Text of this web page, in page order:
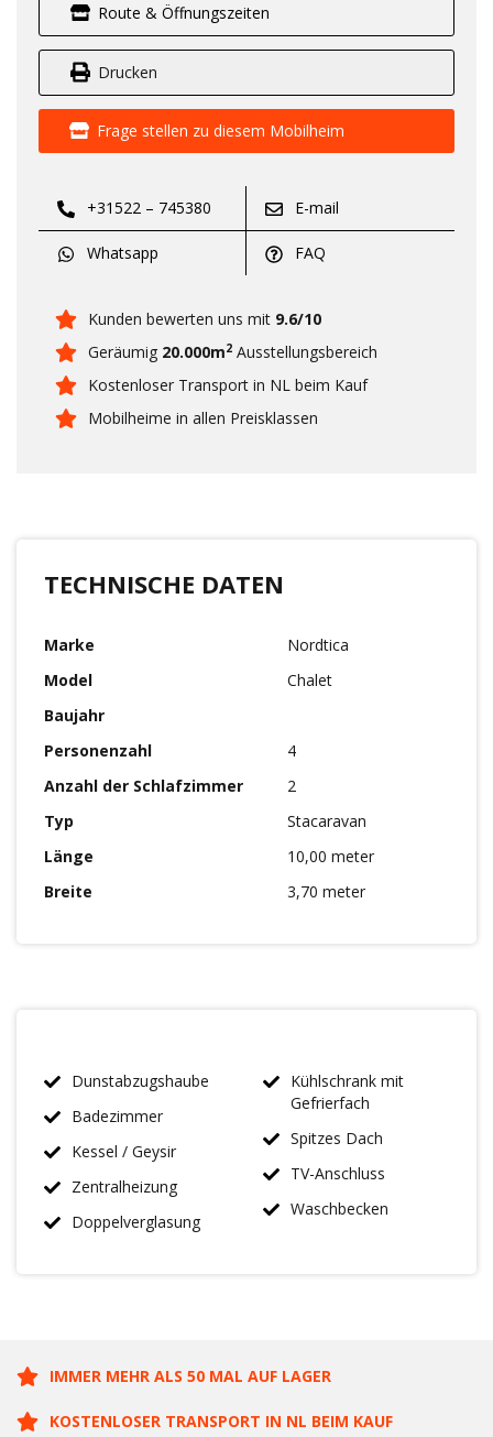
Route & Öffnungszeiten
Drucken
Frage stellen zu diesem Mobilheim
+31522 – 745380 E-mail
Whatsapp FAQ
Kunden bewerten uns mit 9.6/10
Geräumig 20.000m2 Ausstellungsbereich
Kostenloser Transport in NL beim Kauf
Mobilheime in allen Preisklassen
TECHNISCHE DATEN
Marke
Nordtica
Model
Chalet
Baujahr
Personenzahl
4
Anzahl der Schlafzimmer
2
Typ
Stacaravan
Länge
10,00 meter
Breite
3,70 meter
Dunstabzugshaube
Badezimmer
Kessel / Geysir
Zentralheizung
Doppelverglasung
Kühlschrank mit
Gefrierfach
Spitzes Dach
TV-Anschluss
Waschbecken
IMMER MEHR ALS 50 MAL AUF LAGER
KOSTENLOSER TRANSPORT IN NL BEIM KAUF